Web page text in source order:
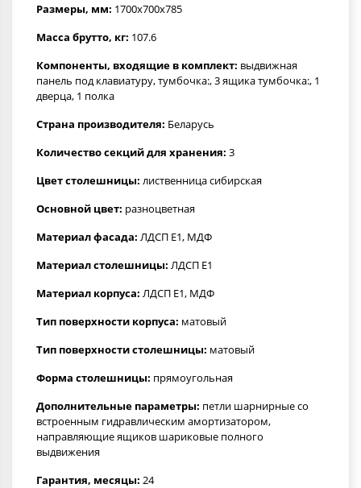
Размеры, мм: 1700x700x785
Масса брутто, кг: 107.6
Компоненты, входящие в комплект: выдвижная
панель под клавиатуру, тумбочка:, 3 ящика тумбочка:, 1
дверца, 1 полка
Страна производителя: Беларусь
Количество секций для хранения: 3
Цвет столешницы: лиственница сибирская
Основной цвет: разноцветная
Материал фасада: ЛДСП Е1, МДФ
Материал столешницы: ЛДСП Е1
Материал корпуса: ЛДСП Е1, МДФ
Тип поверхности корпуса: матовый
Тип поверхности столешницы: матовый
Форма столешницы: прямоугольная
Дополнительные параметры: петли шарнирные со
встроенным гидравлическим амортизатором,
направляющие ящиков шариковые полного
выдвижения
Гарантия, месяцы: 24